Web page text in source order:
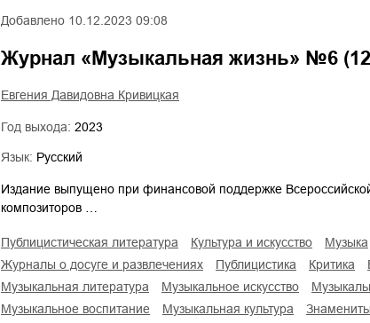
Добавлено 10.12.2023 09:08
Журнал «Музыкальная жизнь» №6
Евгения Давидовна Кривицкая
Год выхода: 2023
Язык: Русский
Издание выпущено при финансовой поддержке
композиторов …
публицистическая литература культура и искусство музыка
журналы о досуге и развлечениях
публицистика критика
музыкальная литература
музыкальное искусство
музыкальное воспитание
музыкальная культура